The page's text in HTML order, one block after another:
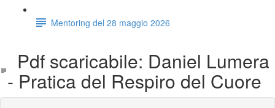
Mentoring del 28 maggio 2026
Pdf scaricabile: Daniel Lumera
- Pratica del Respiro del Cuore